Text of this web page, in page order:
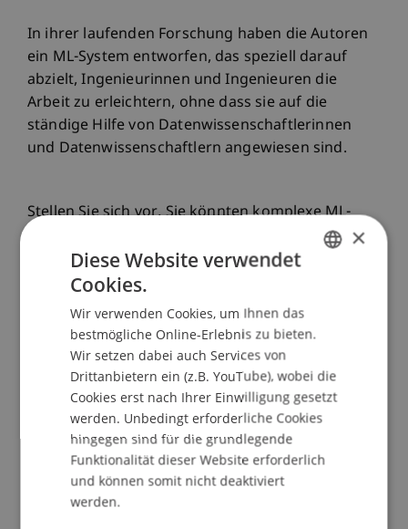
In ihrer laufenden Forschung haben die Autoren
ein ML-System entworfen, das speziell darauf
abzielt, Ingenieurinnen und Ingenieuren die
Arbeit zu erleichtern, ohne dass sie auf die
ständige Hilfe von Datenwissenschaftlerinnen
und Datenwissenschaftlern angewiesen sind.
Stellen Sie sich vor, Sie könnten komplexe ML-
Modelle nutzen, ohne selbst ein Datenexperte
oder eine Datenexpertin zu sein. Dieses neue
System verspricht genau das: Eine
benutzerfreundliche, webbasierte Anwendung,
die Ingenieurinnen und Ingenieuren hilft, ihre
Designprozesse zu beschleunigen und
gleichzeitig die Rolle der in der
Datenwissenschaft Tätigen besser zu verstehen.
Damit wird das Arbeiten mit fortschrittlicher
Technologie einfacher und effizienter.
×
Diese Website verwendet
Cookies.
Wir verwenden Cookies, um Ihnen das
bestmögliche Online-Erlebnis zu bieten.
Wir setzen dabei auch Services von
Drittanbietern ein (z.B. YouTube), wobei die
Cookies erst nach Ihrer Einwilligung gesetzt
werden. Unbedingt erforderliche Cookies
hingegen sind für die grundlegende
Funktionalität dieser Website erforderlich
und können somit nicht deaktiviert
werden.